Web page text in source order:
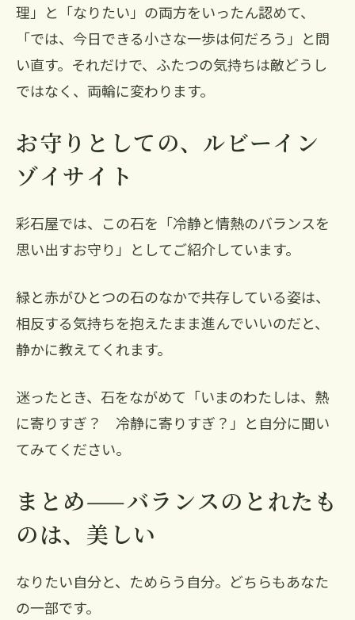
理」と「なりたい」の両方をいったん認めて、
「では、今日できる小さな一歩は何だろう」と問
い直す。それだけで、ふたつの気持ちは敵どうし
ではなく、両輪に変わります。
お守りとしての、ルビーイン
ゾイサイト
彩石屋では、この石を「冷静と情熱のバランスを
思い出すお守り」としてご紹介しています。
緑と赤がひとつの石のなかで共存している姿は、
相反する気持ちを抱えたまま進んでいいのだと、
静かに教えてくれます。
迷ったとき、石をながめて「いまのわたしは、熱
に寄りすぎ？ 冷静に寄りすぎ？」と自分に聞い
てみてください。
まとめ——バランスのとれたも
のは、美しい
なりたい自分と、ためらう自分。どちらもあなた
の一部です。